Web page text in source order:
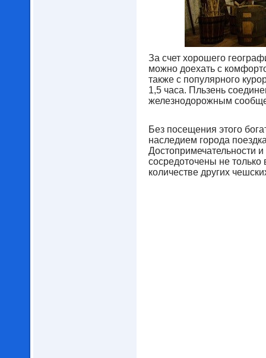
За счет хорошего
можно доехать с
также с популярного
1,5 часа. Пльзень
железнодорожным
Без посещения этого
наследием города
Достопримечательности
сосредоточены не
количестве других